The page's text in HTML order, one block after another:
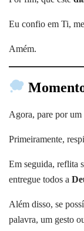
Eu confio em Ti,
Amém.
Agora, pare por
Primeiramente,
Em seguida, reflita
entregue todos a
Além disso, se
palavra, um gesto